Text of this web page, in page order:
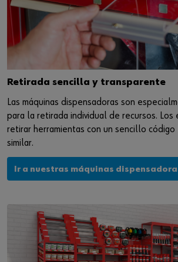
Retirada sencilla y transparente
Las máquinas dispensadoras son
para la retirada individual de recursos. Los
retirar herramientas con un sencillo
similar.
Ir a nuestras máquinas